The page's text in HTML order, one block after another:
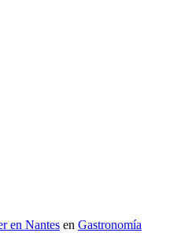
en Nantes en Gastronomía